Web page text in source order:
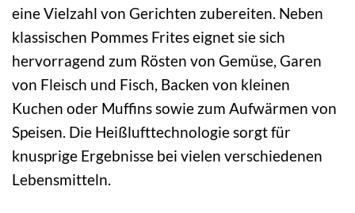
eine Vielzahl von Gerichten zubereiten. Neben
klassischen Pommes Frites eignet sie sich
hervorragend zum Rösten von Gemüse, Garen
von Fleisch und Fisch, Backen von kleinen
Kuchen oder Muffins sowie zum Aufwärmen von
Speisen. Die Heißlufttechnologie sorgt für
knusprige Ergebnisse bei vielen verschiedenen
Lebensmitteln.